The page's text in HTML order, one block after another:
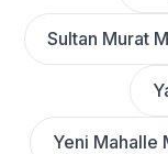
Sultan Murat
Yeni Mahalle